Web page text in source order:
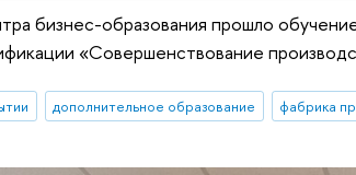
бизнес-образования прошло
«Совершенствование
дополнительное образование фабрика